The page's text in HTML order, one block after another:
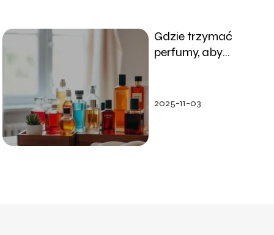
Gdzie trzymać
perfumy, aby
2025-11-03